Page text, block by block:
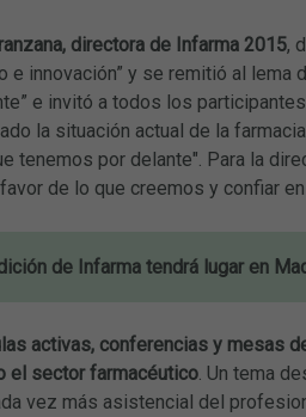
directora de Infarma 2015,
e innovación” y se remitió al lema
e invitó a todos los
la situación actual de la
tenemos por delante". Para la
de lo que creemos y confiar
de Infarma tendrá lugar en
activas, conferencias y mesas
el sector farmacéutico. Un tema
vez más asistencial del